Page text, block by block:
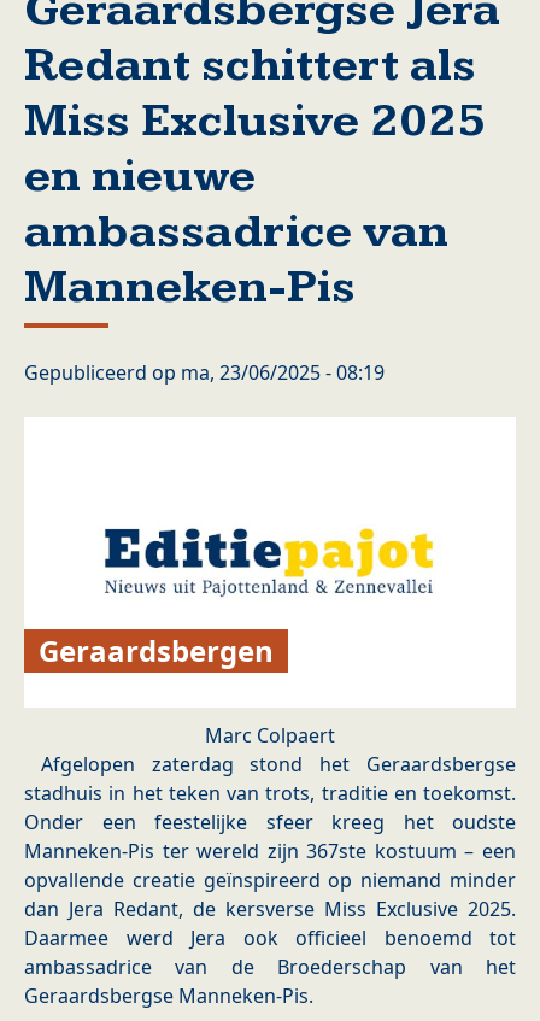
Redant schittert als
Miss Exclusive 2025
en nieuwe
ambassadrice van
Manneken-Pis
Gepubliceerd op ma, 23/06/2025 - 08:19
Geraardsbergen
Marc Colpaert
Afgelopen zaterdag stond het Geraardsbergse
stadhuis in het teken van trots, traditie en toekomst.
Onder een feestelijke sfeer kreeg het oudste
Manneken-Pis ter wereld zijn 367ste kostuum – een
opvallende creatie geïnspireerd op niemand minder
dan Jera Redant, de kersverse Miss Exclusive 2025.
Daarmee werd Jera ook officieel benoemd tot
ambassadrice van de Broederschap van het
Geraardsbergse Manneken-Pis.